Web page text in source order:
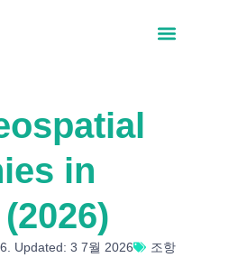
in
Updated: 3 7월 2026 조항